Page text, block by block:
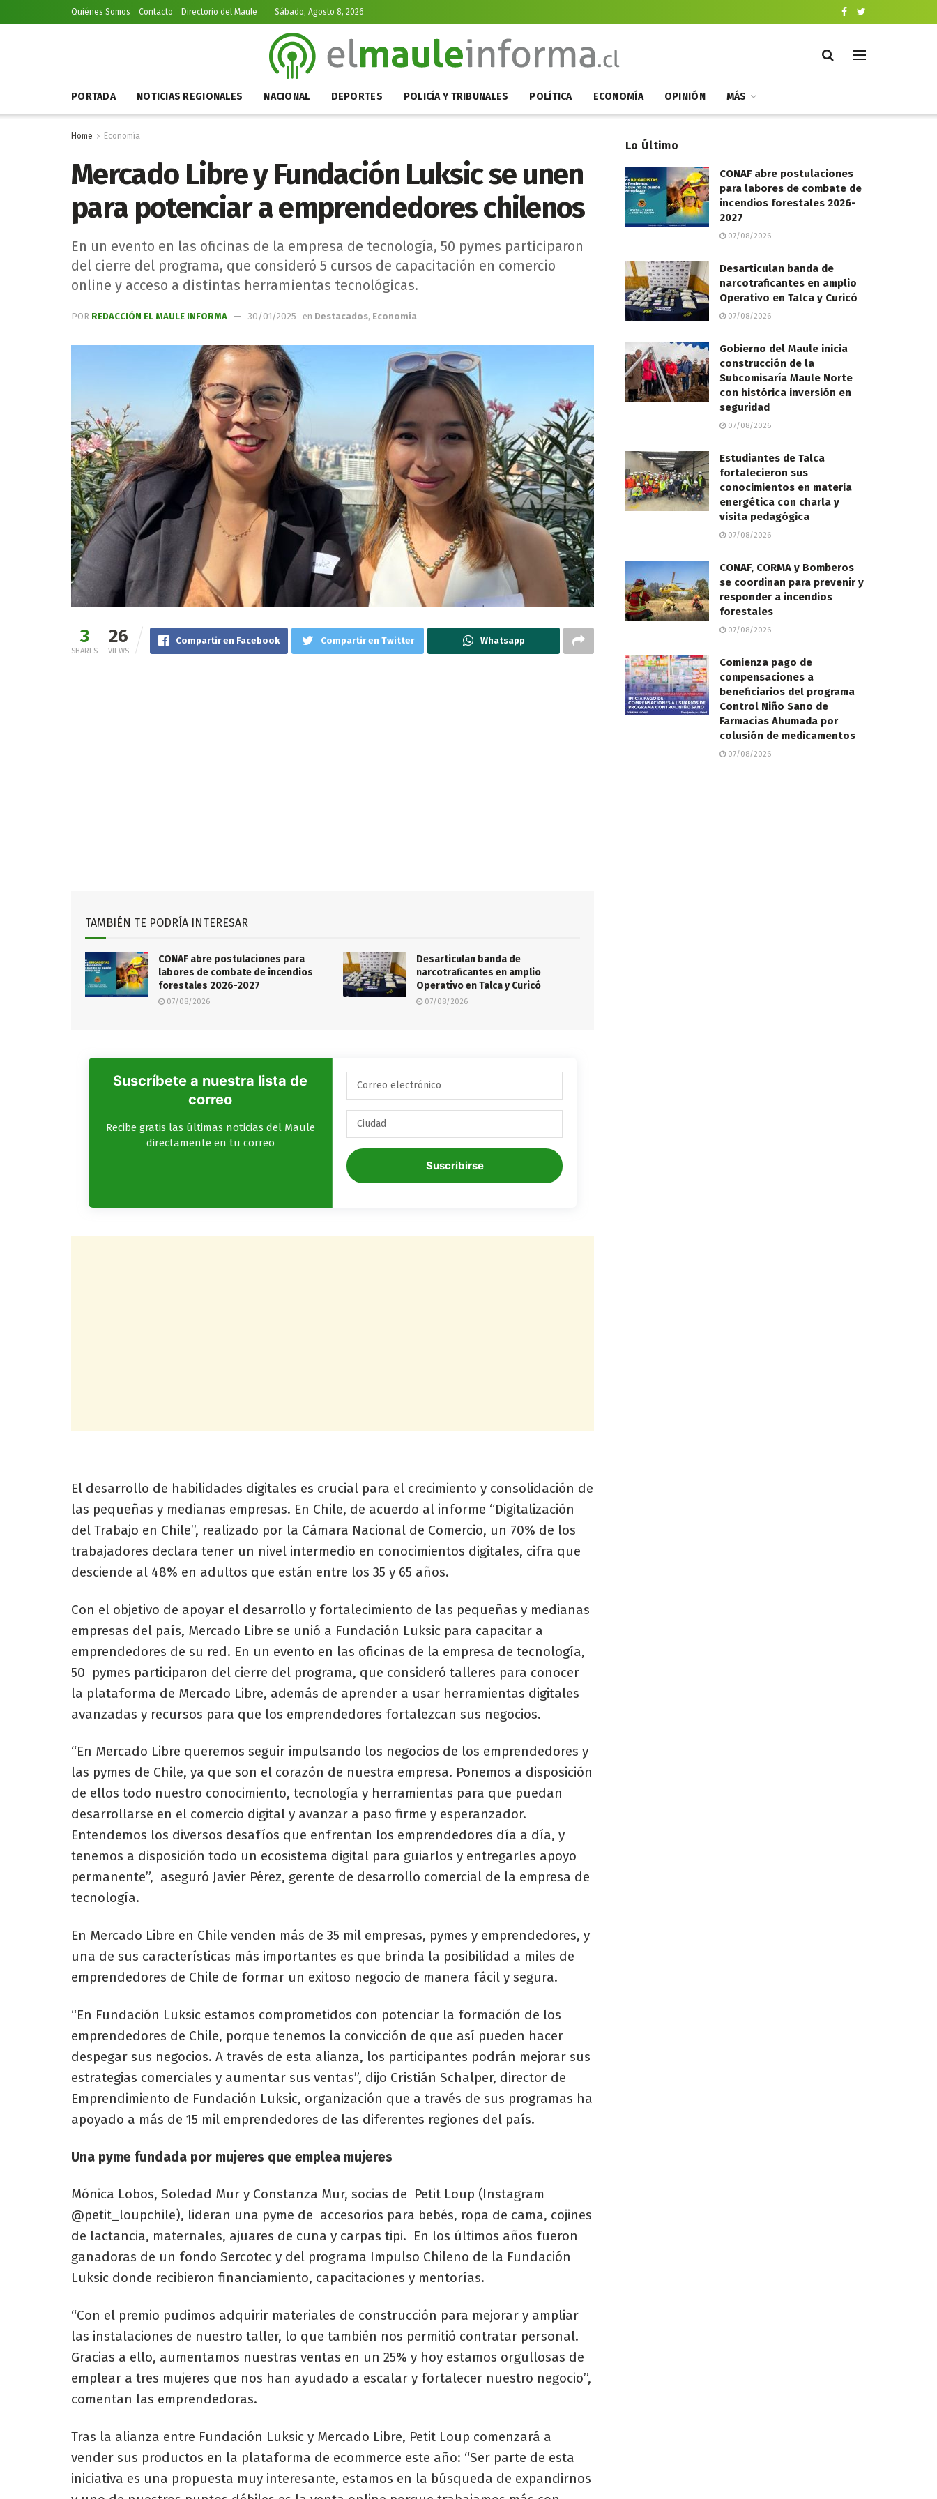
Quiénes Somos Contacto Directorio del Maule Sábado, Agosto 8, 2026
PORTADA NOTICIAS REGIONALES NACIONAL DEPORTES POLICÍA Y TRIBUNALES POLÍTICA ECONOMÍA OPINIÓN MÁS
Home Economía
Mercado Libre y Fundación Luksic se unen
para potenciar a emprendedores chilenos
En un evento en las oficinas de la empresa de tecnología, 50 pymes participaron
del cierre del programa, que consideró 5 cursos de capacitación en comercio
online y acceso a distintas herramientas tecnológicas.
POR REDACCIÓN EL MAULE INFORMA 30/01/2025 en Destacados, Economía
3
SHARES
26
VIEWS
Compartir en Facebook Compartir en Twitter Whatsapp
TAMBIÉN TE PODRÍA INTERESAR
CONAF abre postulaciones para
labores de combate de incendios
forestales 2026-2027
07/08/2026
Desarticulan banda de
narcotraficantes en amplio
Operativo en Talca y Curicó
07/08/2026
Suscríbete a nuestra lista de
correo
Recibe gratis las últimas noticias del Maule
directamente en tu correo
Suscribirse
El desarrollo de habilidades digitales es crucial para el crecimiento y consolidación de
las pequeñas y medianas empresas. En Chile, de acuerdo al informe “Digitalización
del Trabajo en Chile”, realizado por la Cámara Nacional de Comercio, un 70% de los
trabajadores declara tener un nivel intermedio en conocimientos digitales, cifra que
desciende al 48% en adultos que están entre los 35 y 65 años.
Con el objetivo de apoyar el desarrollo y fortalecimiento de las pequeñas y medianas
empresas del país, Mercado Libre se unió a Fundación Luksic para capacitar a
emprendedores de su red. En un evento en las oficinas de la empresa de tecnología,
50 pymes participaron del cierre del programa, que consideró talleres para conocer
la plataforma de Mercado Libre, además de aprender a usar herramientas digitales
avanzadas y recursos para que los emprendedores fortalezcan sus negocios.
“En Mercado Libre queremos seguir impulsando los negocios de los emprendedores y
las pymes de Chile, ya que son el corazón de nuestra empresa. Ponemos a disposición
de ellos todo nuestro conocimiento, tecnología y herramientas para que puedan
desarrollarse en el comercio digital y avanzar a paso firme y esperanzador.
Entendemos los diversos desafíos que enfrentan los emprendedores día a día, y
tenemos a disposición todo un ecosistema digital para guiarlos y entregarles apoyo
permanente”, aseguró Javier Pérez, gerente de desarrollo comercial de la empresa de
tecnología.
En Mercado Libre en Chile venden más de 35 mil empresas, pymes y emprendedores, y
una de sus características más importantes es que brinda la posibilidad a miles de
emprendedores de Chile de formar un exitoso negocio de manera fácil y segura.
“En Fundación Luksic estamos comprometidos con potenciar la formación de los
emprendedores de Chile, porque tenemos la convicción de que así pueden hacer
despegar sus negocios. A través de esta alianza, los participantes podrán mejorar sus
estrategias comerciales y aumentar sus ventas”, dijo Cristián Schalper, director de
Emprendimiento de Fundación Luksic, organización que a través de sus programas ha
apoyado a más de 15 mil emprendedores de las diferentes regiones del país.
Una pyme fundada por mujeres que emplea mujeres
Mónica Lobos, Soledad Mur y Constanza Mur, socias de Petit Loup (Instagram
@petit_loupchile), lideran una pyme de accesorios para bebés, ropa de cama, cojines
de lactancia, maternales, ajuares de cuna y carpas tipi. En los últimos años fueron
ganadoras de un fondo Sercotec y del programa Impulso Chileno de la Fundación
Luksic donde recibieron financiamiento, capacitaciones y mentorías.
“Con el premio pudimos adquirir materiales de construcción para mejorar y ampliar
las instalaciones de nuestro taller, lo que también nos permitió contratar personal.
Gracias a ello, aumentamos nuestras ventas en un 25% y hoy estamos orgullosas de
emplear a tres mujeres que nos han ayudado a escalar y fortalecer nuestro negocio”,
comentan las emprendedoras.
Tras la alianza entre Fundación Luksic y Mercado Libre, Petit Loup comenzará a
vender sus productos en la plataforma de ecommerce este año: “Ser parte de esta
iniciativa es una propuesta muy interesante, estamos en la búsqueda de expandirnos
Lo Último
CONAF abre postulaciones
para labores de combate de
incendios forestales 2026-
2027
07/08/2026
Desarticulan banda de
narcotraficantes en amplio
Operativo en Talca y Curicó
07/08/2026
Gobierno del Maule inicia
construcción de la
Subcomisaría Maule Norte
con histórica inversión en
seguridad
07/08/2026
Estudiantes de Talca
fortalecieron sus
conocimientos en materia
energética con charla y
visita pedagógica
07/08/2026
CONAF, CORMA y Bomberos
se coordinan para prevenir y
responder a incendios
forestales
07/08/2026
Comienza pago de
compensaciones a
beneficiarios del programa
Control Niño Sano de
Farmacias Ahumada por
colusión de medicamentos
07/08/2026